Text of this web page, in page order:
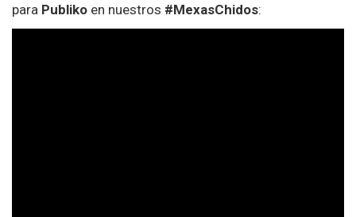
para Publiko en nuestros #MexasChidos: